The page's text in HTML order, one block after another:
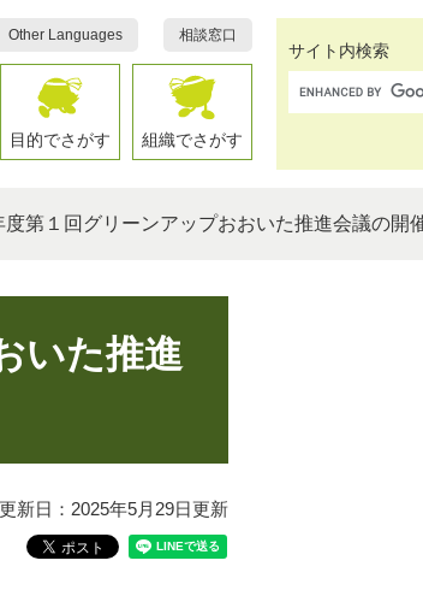
Other Languages 相談窓口
目的でさがす 組織でさがす
サイト内検索
度第１回グリーンアップおおいた推進会議の開
いた推進
更新日：2025年5月29日更新